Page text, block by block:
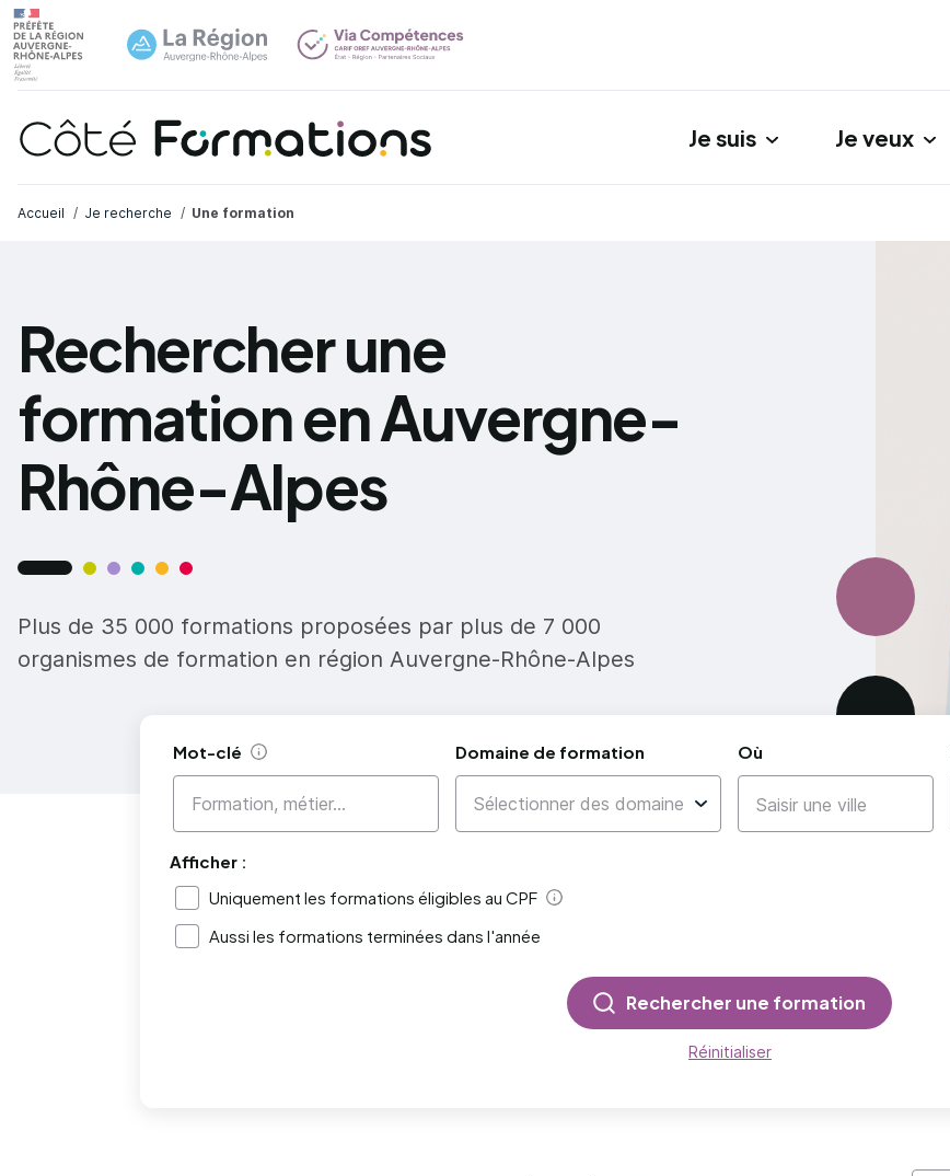
Je suis Je veux
Accueil Je recherche Une formation
Rechercher une
formation en Auvergne-
Rhône-Alpes
Plus de 35 000 formations proposées par plus de 7 000
organismes de formation en région Auvergne-Rhône-Alpes
Mot-clé Aide Domaine de formation Où
Afficher :
Uniquement les formations éligibles au CPF
Aide
Aussi les formations terminées dans l'année
Rechercher une formation
Réinitialiser